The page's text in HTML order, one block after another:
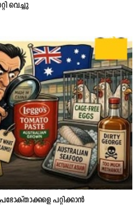
വെച്ചു
പറ്റിക്കാൻ